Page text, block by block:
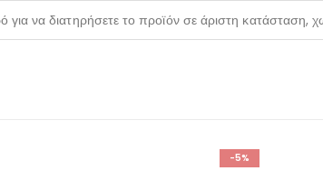
για να διατηρήσετε το προϊόν σε άριστη κατάσταση,